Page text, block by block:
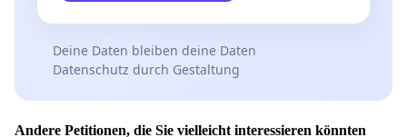
Deine Daten bleiben deine Daten
Datenschutz durch Gestaltung
Andere Petitionen, die Sie vielleicht interessieren könnten